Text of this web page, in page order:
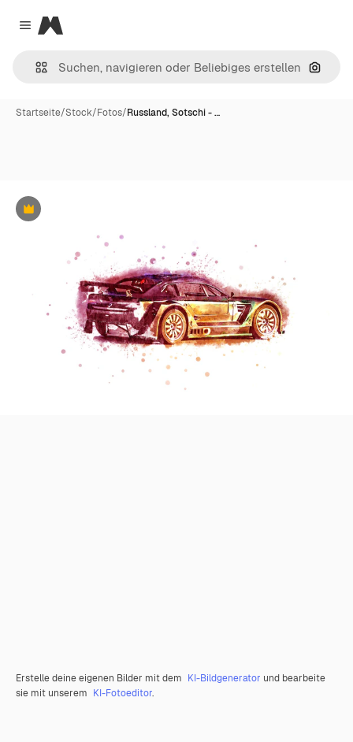
Close menu
Magnific
Nach
Startseite/Stock/Fotos/Russland, Sotschi - …
Premium
Erstelle deine eigenen Bilder mit dem KI-Bildgenerator und bearbeite
sie mit unserem KI-Fotoeditor.